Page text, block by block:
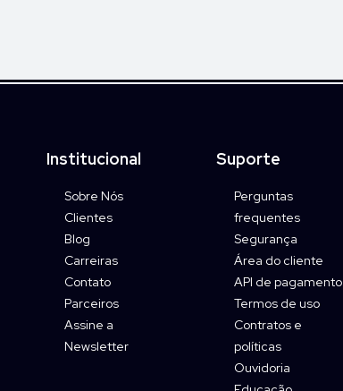
Institucional
Sobre Nós
Clientes
Blog
Carreiras
Contato
Parceiros
Assine a
Newsletter
Suporte
Perguntas
frequentes
Segurança
Área do cliente
API de pagamento
Termos de uso
Contratos e
políticas
Ouvidoria